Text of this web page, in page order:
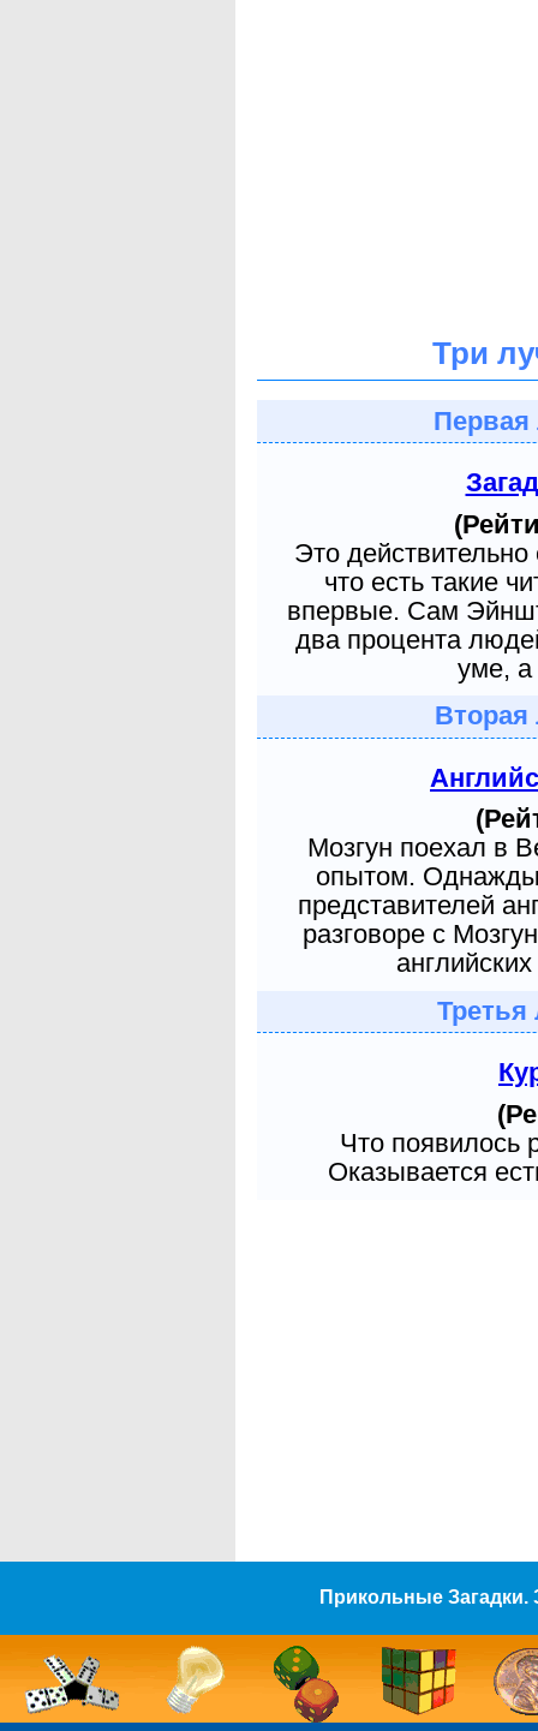
Три
Первая
Это
что есть такие
впервые. Сам
два процента
уме, а
Вторая
Мозгун поехал в
опытом. Однажды
представителей
разговоре с
Третья
Что появилось
Оказывается
Прикольные Загадки.